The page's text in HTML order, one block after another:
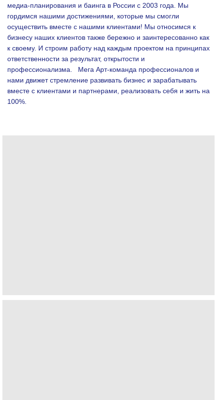
медиа-планирования и баинга в России с 2003 года. Мы
гордимся нашими достижениями, которые мы смогли
осуществить вместе с нашими клиентами! Мы относимся к
бизнесу наших клиентов также бережно и заинтересованно как
к своему. И строим работу над каждым проектом на принципах
ответственности за результат, открытости и
профессионализма. Мега Арт-команда профессионалов и
нами движет стремление развивать бизнес и зарабатывать
вместе с клиентами и партнерами, реализовать себя и жить на
100%.